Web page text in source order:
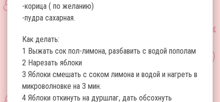
-корица ( по желанию)
-пудра сахарная.
Как делать:
1 Выжать сок пол-лимона, разбавить с водой пополам
2 Нарезать яблоки
3 Яблоки смешать с соком лимона и водой и нагреть в
микроволновке на 3 мин.
4 Яблоки откинуть на дуршлаг, дать обсохнуть